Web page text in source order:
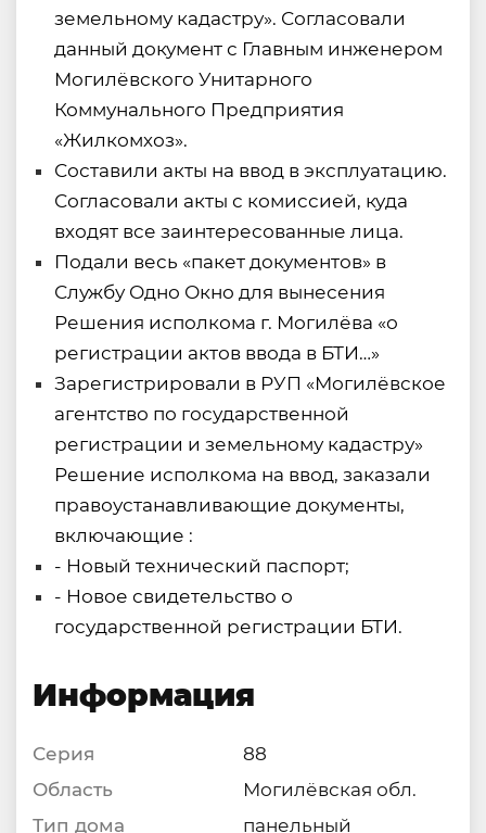
земельному кадастру». Согласовали
данный документ с Главным инженером
Могилёвского Унитарного
Коммунального Предприятия
«Жилкомхоз».
Составили акты на ввод в эксплуатацию.
Согласовали акты с комиссией, куда
входят все заинтересованные лица.
Подали весь «пакет документов» в
Службу Одно Окно для вынесения
Решения исполкома г. Могилёва «о
регистрации актов ввода в БТИ…»
Зарегистрировали в РУП «Могилёвское
агентство по государственной
регистрации и земельному кадастру»
Решение исполкома на ввод, заказали
правоустанавливающие документы,
включающие :
- Новый технический паспорт;
- Новое свидетельство о
государственной регистрации БТИ.
Информация
Серия
88
Область
Могилёвская обл.
Тип дома
панельный